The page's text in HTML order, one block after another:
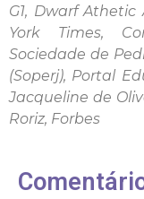
G1, Dwarf Athetic
York Times,
Sociedade de
(Soperj), Portal
Jacqueline de
Roriz, Forbes